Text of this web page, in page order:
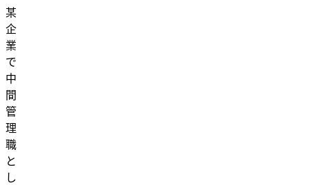
某
企
業
で
中
間
管
理
職
と
し